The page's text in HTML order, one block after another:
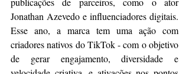
Jonathan Azevedo e influenciadores digitais.
Esse ano, a marca tem uma ação com
criadores nativos do TikTok - com o objetivo
de gerar engajamento, diversidade e